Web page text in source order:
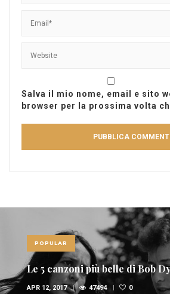
Salva il mio nome, email e sito
browser per la prossima volta
POPULAR
Le 10 canzoni più sexy di
FEB 6, 2017 36950 1